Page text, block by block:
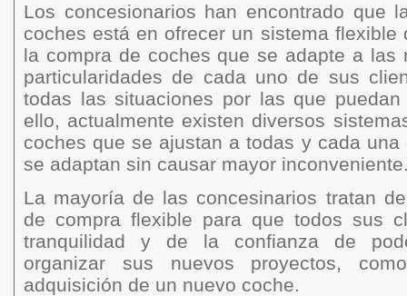
Los concesionarios han encontrado que
coches está en ofrecer un sistema flexible
la compra de coches que se adapte a las
particularidades de cada uno de sus
todas las situaciones por las que
ello, actualmente existen diversos
coches que se ajustan a todas y cada
se adaptan sin causar mayor
La mayoría de las concesinarios tratan
de compra flexible para que todos sus
tranquilidad y de la confianza de
organizar sus nuevos proyectos,
adquisición de un nuevo coche.